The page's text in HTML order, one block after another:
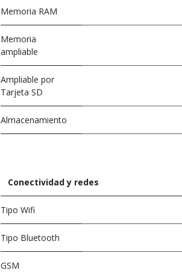
Memoria RAM
Memoria
ampliable
Ampliable por
Tarjeta SD
Almacenamiento
Conectividad y redes
Tipo Wifi
Tipo Bluetooth
GSM